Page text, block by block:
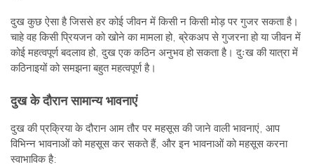
दुख कुछ ऐसा है जिससे हर कोई जीवन में किसी न किसी मोड़ पर गुजर सकता है।
चाहे वह किसी प्रियजन को खोने का मामला हो, ब्रेकअप से गुजरना हो या जीवन में
कोई महत्वपूर्ण बदलाव हो, दुख एक कठिन अनुभव हो सकता है। दुःख की यात्रा में
कठिनाइयों को समझना बहुत महत्वपूर्ण है।
दुख के दौरान सामान्य भावनाएं
दुख की प्रक्रिया के दौरान आम तौर पर महसूस की जाने वाली भावनाएं, आप
विभिन्न भावनाओं को महसूस कर सकते हैं, और इन भावनाओं को महसूस करना
स्वाभाविक है: